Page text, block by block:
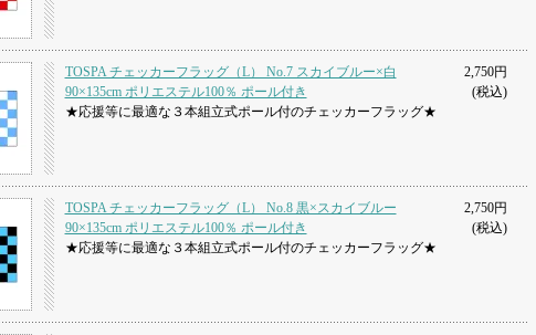
TOSPA チェッカーフラッグ（L） No.7 スカイブルー×白
90×135cm ポリエステル100％ ポール付き
2,750円
(税込)
★応援等に最適な３本組立式ポール付のチェッカーフラッグ★
TOSPA チェッカーフラッグ（L） No.8 黒×スカイブルー
90×135cm ポリエステル100％ ポール付き
2,750円
(税込)
★応援等に最適な３本組立式ポール付のチェッカーフラッグ★